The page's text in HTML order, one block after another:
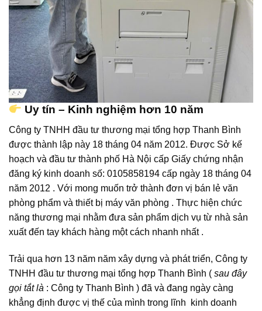
Uy tín – Kinh nghiệm hơn 10 năm
Công ty TNHH đầu tư thương mại tổng hợp Thanh Bình
được thành lập này 18 tháng 04 năm 2012. Được Sở kế
hoạch và đầu tư thành phố Hà Nội cấp Giấy chứng nhận
đăng ký kinh doanh số: 0105858194 cấp ngày 18 tháng 04
năm 2012 . Với mong muốn trở thành đơn vị bán lẻ văn
phòng phẩm và thiết bị máy văn phòng . Thực hiện chức
năng thương mại nhằm đưa sản phẩm dịch vụ từ nhà sản
xuất đến tay khách hàng một cách nhanh nhất .
Trải qua hơn 13 năm năm xây dựng và phát triển, Công ty
TNHH đầu tư thương mại tổng hợp Thanh Bình ( sau đây
gọi tắt là : Công ty Thanh Bình ) đã và đang ngày càng
khẳng định được vị thế của mình trong lĩnh kinh doanh